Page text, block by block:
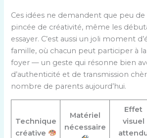
Ces idées ne demandent que peu
pincée de créativité, même les
essayer. C’est aussi un joli moment
famille, où chacun peut participer à
foyer — un geste qui résonne bien
d’authenticité et de transmission
nombre de parents aujourd’hui.
Technique
créative
Matériel
nécessaire
Effet
visuel